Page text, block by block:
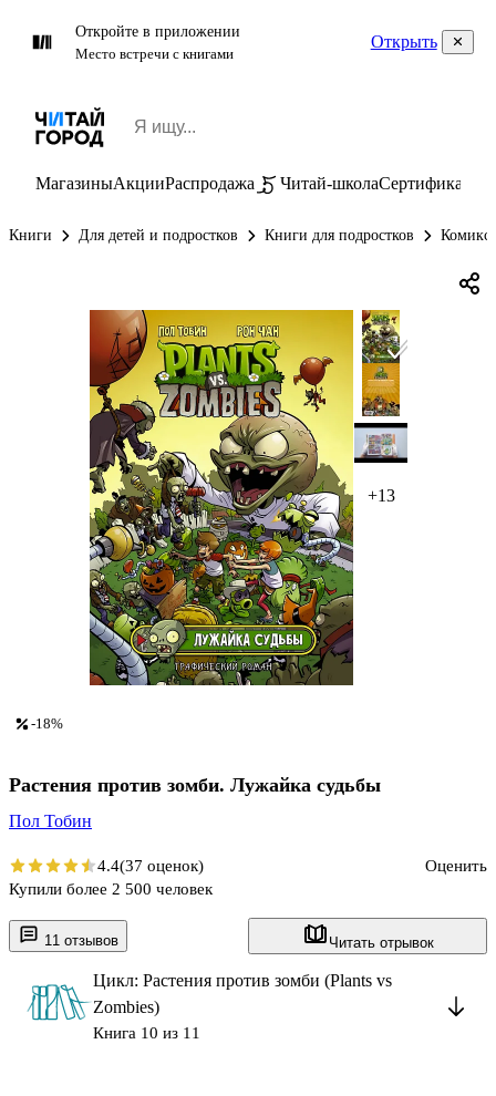
Откройте в приложении
Место встречи с книгами
Открыть
МагазиныАкцииРаспродажа Читай-школаСертификаты
Книги Для детей и подростков Книги для подростков
+13
11 отзывов Читать отрывок
Цикл: Растения против зомби (Plants vs
Zombies)
Книга 10 из 11
-18%
Растения против зомби. Лужайка судьбы
Пол Тобин
4.4(37 оценок)
Оценить
Купили более 2 500 человек